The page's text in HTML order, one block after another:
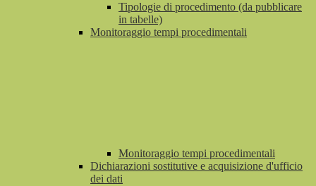
Tipologie di procedimento (da pubblicare
in tabelle)
Monitoraggio tempi procedimentali
Monitoraggio tempi procedimentali
Dichiarazioni sostitutive e acquisizione d'ufficio
dei dati